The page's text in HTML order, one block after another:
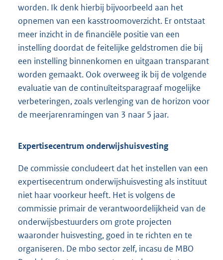
worden. Ik denk hierbij bijvoorbeeld aan het
opnemen van een kasstroomoverzicht. Er ontstaat
meer inzicht in de financiële positie van een
instelling doordat de feitelijke geldstromen die bij
een instelling binnenkomen en uitgaan transparant
worden gemaakt. Ook overweeg ik bij de volgende
evaluatie van de continuïteitsparagraaf mogelijke
verbeteringen, zoals verlenging van de horizon voor
de meerjarenramingen van 3 naar 5 jaar.
Expertisecentrum onderwijshuisvesting
De commissie concludeert dat het instellen van een
expertisecentrum onderwijshuisvesting als instituut
niet haar voorkeur heeft. Het is volgens de
commissie primair de verantwoordelijkheid van de
onderwijsbestuurders om grote projecten
waaronder huisvesting, goed in te richten en te
organiseren. De mbo sector zelf, incasu de MBO